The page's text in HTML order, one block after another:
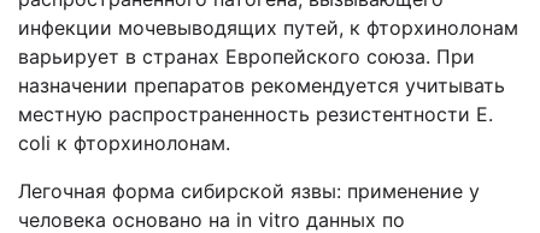
инфекции мочевыводящих путей, к фторхинолонам
варьирует в странах Европейского союза. При
назначении препаратов рекомендуется учитывать
местную распространенность резистентности E.
coli к фторхинолонам.
Легочная форма сибирской язвы: применение у
человека основано на in vitro данных по